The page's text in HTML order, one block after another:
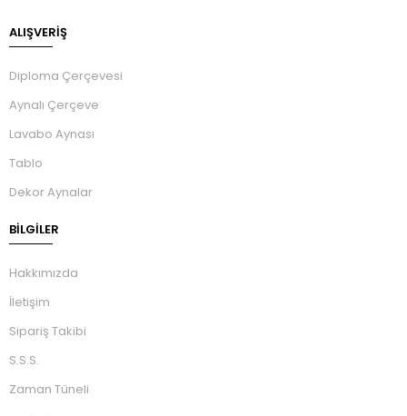
ALIŞVERİŞ
Diploma Çerçevesi
Aynalı Çerçeve
Lavabo Aynası
Tablo
Dekor Aynalar
BILGILER
Hakkımızda
İletişim
Sipariş Takibi
S.S.S.
Zaman Tüneli